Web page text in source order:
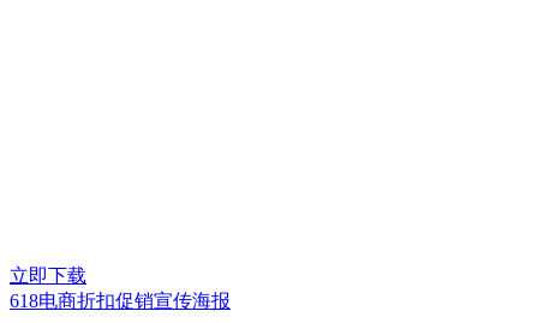
立即下载
618电商折扣促销宣传海报